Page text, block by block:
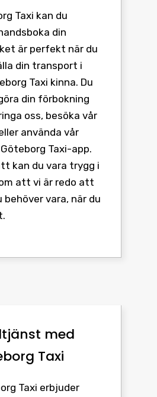
Taxi kan du
din
är perfekt när du
din transport i
Taxi kinna. Du
din förbokning
oss, besöka vår
använda vår
Taxi-app.
kan du vara trygg i
att vi är redo att
behöver vara, när du
med
Taxi
Taxi erbjuder